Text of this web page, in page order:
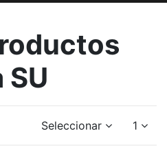
SU
Seleccionar 1